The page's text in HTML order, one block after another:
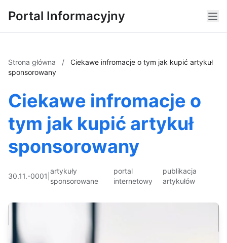
Portal Informacyjny
Strona główna /
Ciekawe infromacje o tym jak kupić artykuł
sponsorowany
Ciekawe infromacje o
tym jak kupić artykuł
sponsorowany
30.11.-0001
artykuły
sponsorowane
portal
internetowy
publikacja
artykułów